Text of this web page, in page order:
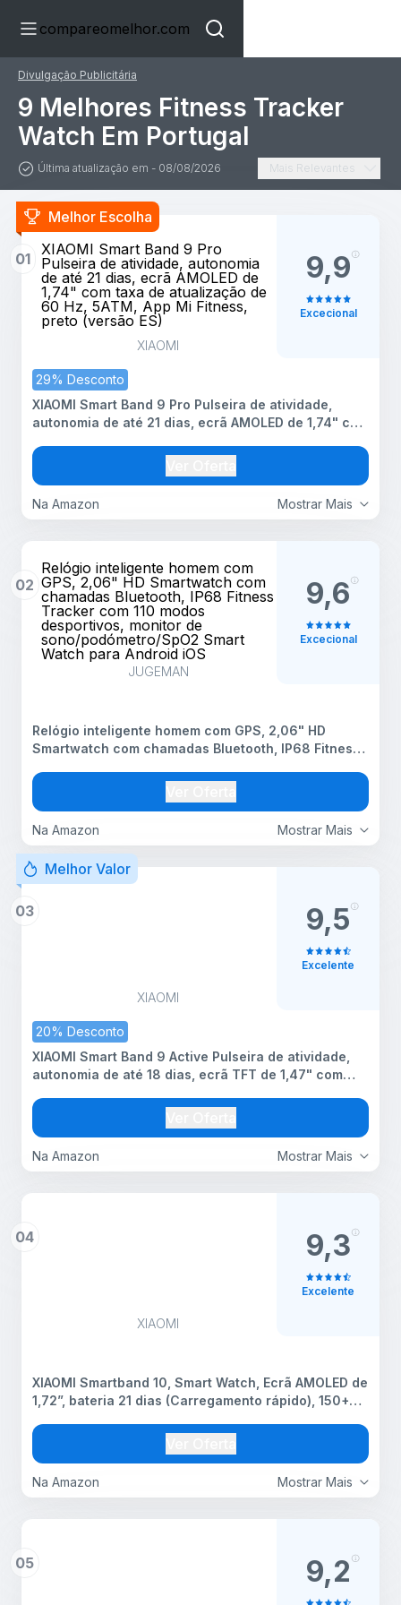
compareomelhor.com
Divulgação Publicitária
9 Melhores Fitness Tracker
Watch Em Portugal
Última atualização em - 08/08/2026 Mais Relevantes
Melhor Escolha
01
XIAOMI Smart Band 9 Pro
Pulseira de atividade, autonomia
de até 21 dias, ecrã AMOLED de
1,74" com taxa de atualização de
60 Hz, 5ATM, App Mi Fitness,
preto (versão ES)
XIAOMI
29% Desconto
Mostrar Mais
Na Amazon
XIAOMI Smart Band 9 Pro Pulseira de atividade,
autonomia de até 21 dias, ecrã AMOLED de 1,74" com
preto (versão ES)
9,9
Excecional
02
Relógio inteligente homem com
GPS, 2,06" HD Smartwatch com
chamadas Bluetooth, IP68 Fitness
Tracker com 110 modos
desportivos, monitor de
sono/podómetro/SpO2 Smart
Watch para Android iOS
JUGEMAN
Mostrar Mais
Na Amazon
Relógio inteligente homem com GPS, 2,06" HD
Smartwatch com chamadas Bluetooth, IP68 Fitness
sono/podómetro/SpO2 Smart Watch para Android
iOS
9,6
Excecional
Melhor Valor
03
XIAOMI
20% Desconto
Mostrar Mais
Na Amazon
XIAOMI Smart Band 9 Active Pulseira de atividade,
autonomia de até 18 dias, ecrã TFT de 1,47" com
preto (versão ES)
9,5
Excelente
04
XIAOMI
Mostrar Mais
Na Amazon
XIAOMI Smartband 10, Smart Watch, Ecrã AMOLED de
1,72”, bateria 21 dias (Carregamento rápido), 150+
iOS/Android. À prova de água 5 ATM, Bússola, Rosa
9,3
Excelente
05 9,2